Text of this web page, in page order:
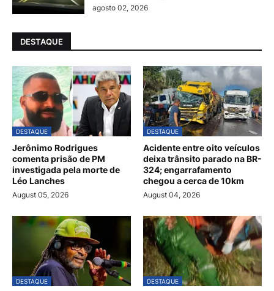
agosto 02, 2026
DESTAQUE
DESTAQUE
Jerônimo Rodrigues
comenta prisão de PM
investigada pela morte de
Léo Lanches
August 05, 2026
DESTAQUE
Acidente entre oito veículos
deixa trânsito parado na BR-
324; engarrafamento
chegou a cerca de 10km
August 04, 2026
DESTAQUE DESTAQUE